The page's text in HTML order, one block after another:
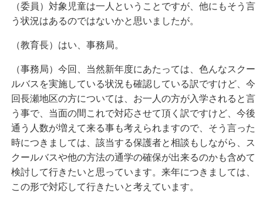
（委員）対象児童は一人ということですが、他にもそう言
う状況はあるのではないかと思いましたが。
（教育長）はい、事務局。
（事務局）今回、当然新年度にあたっては、色んなスクー
ルバスを実施している状況も確認している訳ですけど、今
回長瀬地区の方については、お一人の方が入学されると言
う事で、当面の間これで対応させて頂く訳ですけど、今後
通う人数が増えて来る事も考えられますので、そう言った
時につきましては、該当する保護者と相談もしながら、ス
クールバスや他の方法の通学の確保が出来るのかも含めて
検討して行きたいと思っています。来年につきましては、
この形で対応して行きたいと考えています。